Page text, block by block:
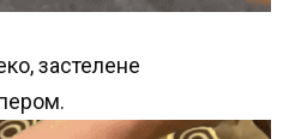
застелене